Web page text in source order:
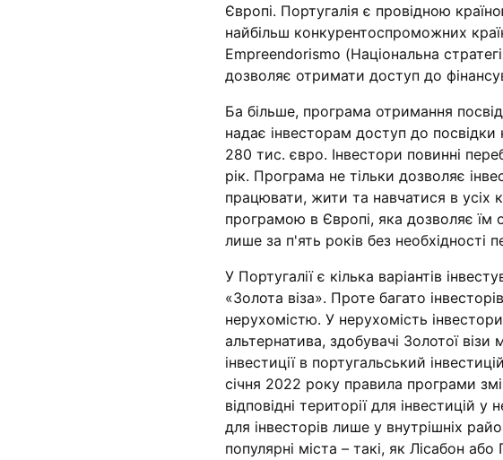
Європі. Португалія є провідною
найбільш конкурентоспроможних
Empreendorismo (Національна
дозволяє отримати доступ до
Ба більше, програма отримання
надає інвесторам доступ до
280 тис. євро. Інвестори повинні
рік. Програма не тільки дозволяє
працювати, жити та навчатися в усіх
програмою в Європі, яка дозволяє
лише за п'ять років без необхідності
У Португалії є кілька варіантів
«Золота віза». Проте багато
нерухомістю. У нерухомість
альтернатива, здобувачі Золотої
інвестиції в португальський
січня 2022 року правила програми
відповідні території для інвестицій
для інвесторів лише у внутрішніх
популярні міста – такі, як Лісабон